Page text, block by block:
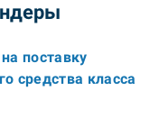
поставку
средства класса